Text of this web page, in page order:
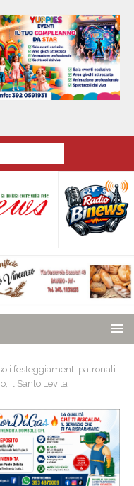
i festeggiamenti patronali.
il Santo Levita